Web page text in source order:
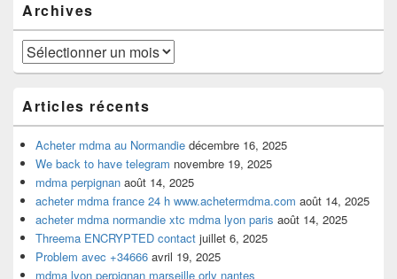
barre
latérale
Archives
Archives
Articles récents
Acheter mdma au Normandie décembre 16, 2025
We back to have telegram novembre 19, 2025
mdma perpignan août 14, 2025
acheter mdma france 24 h www.achetermdma.com août 14, 2025
acheter mdma normandie xtc mdma lyon paris août 14, 2025
Threema ENCRYPTED contact juillet 6, 2025
Problem avec +34666 avril 19, 2025
mdma lyon perpignan marseille orly nantes